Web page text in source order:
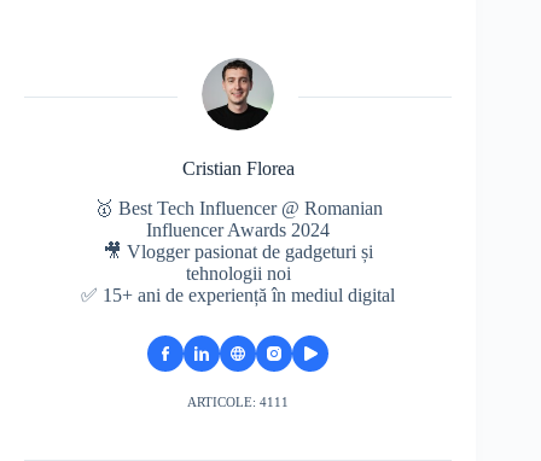
Cristian Florea
🥇 Best Tech Influencer @ Romanian
Influencer Awards 2024
🎥 Vlogger pasionat de gadgeturi și
tehnologii noi
✅ 15+ ani de experiență în mediul digital
ARTICOLE: 4111